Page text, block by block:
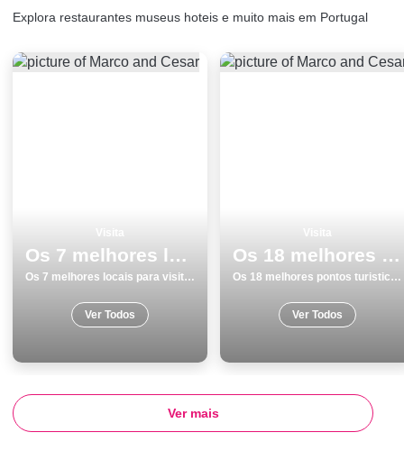
Explora restaurantes museus hoteis e muito mais em Portugal
Os 7 melhores locais para visitar em Tavira
Os 7 melhores locais para visitar em Tavira
Ver Todos
Os 18 melhores pontos turisticos para conhecer e visitar em Lisboa
Os 18 melhores pontos turisticos para conhecer e visitar em Lisboa
Ver Todos
Ver mais